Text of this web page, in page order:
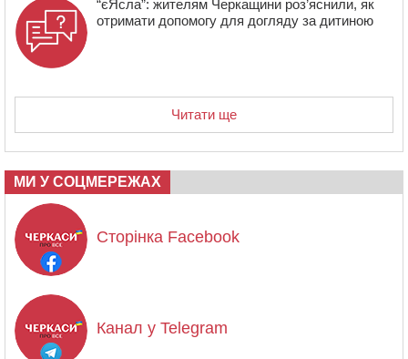
“єЯсла”: жителям Черкащини роз’яснили, як
отримати допомогу для догляду за дитиною
Читати ще
МИ У СОЦМЕРЕЖАХ
Сторінка Facebook
Канал у Telegram